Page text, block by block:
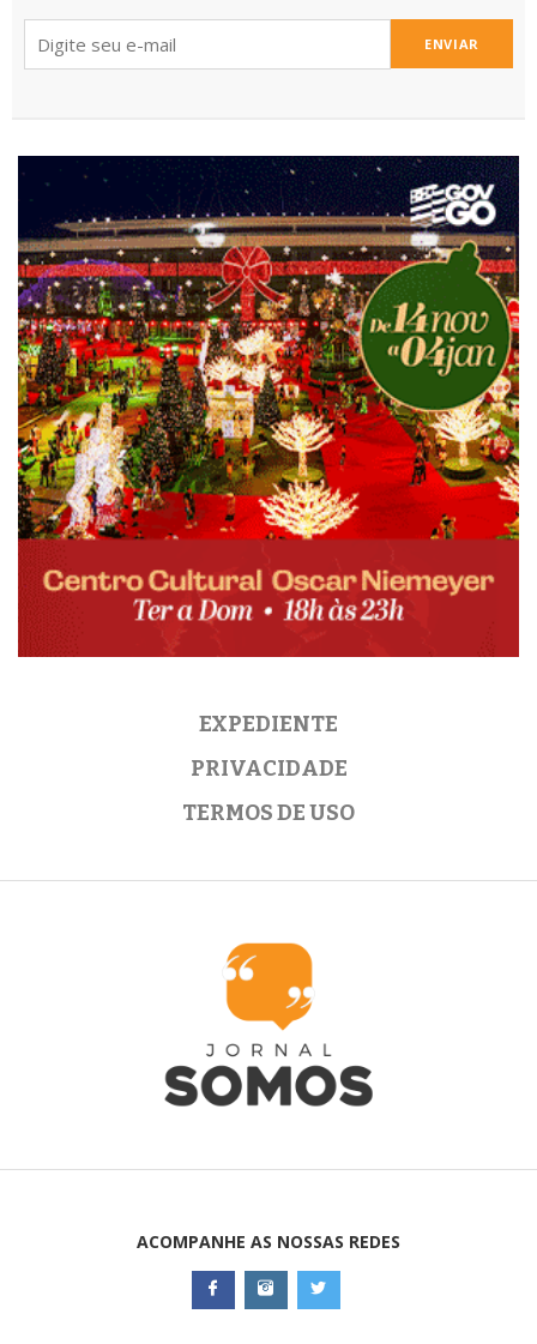
ENVIAR
EXPEDIENTE
PRIVACIDADE
TERMOS DE USO
ACOMPANHE AS NOSSAS REDES